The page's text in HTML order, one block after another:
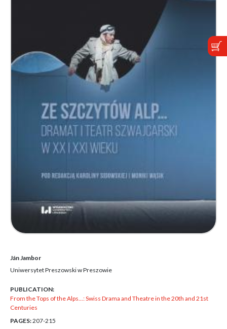
Ján Jambor
Uniwersytet Preszowski w Preszowie
PUBLICATION:
From the Tops of the Alps...: Swiss Drama and Theatre in the 20th and 21st
Centuries
PAGES:207-215